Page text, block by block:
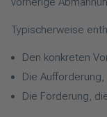
Typischerweise
Den konkreten
Die
Die Forderung,